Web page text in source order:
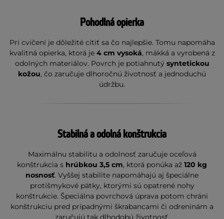
Pohodlná opierka
Pri cvičení je dôležité cítiť sa čo najlepšie. Tomu napomáha
kvalitná opierka, ktorá je 4 cm vysoká, mäkká a vyrobená z
odolných materiálov. Povrch je potiahnutýsyntetickou
kožou, čo zaručuje dlhoročnú životnosť a jednoduchú
údržbu.
Stabilná a odolná konštrukcia
Maximálnu stabilitu a odolnosť zaručuje oceľová
konštrukcia s hrúbkou 3,5 cm, ktorá ponúka až 120 kg
nosnosť. Vyššej stabilite napomáhajú aj špeciálne
protišmykové pätky, ktorými sú opatrené nohy
konštrukcie. Špeciálna povrchová úprava potom chráni
konštrukciu pred prípadnými škrabancami či odreninám a
zaručujú tak dlhodobú životnosť.